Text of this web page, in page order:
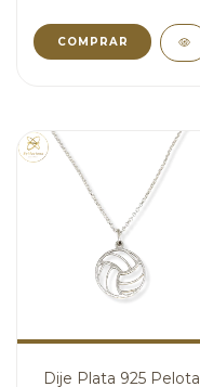
COMPRAR
Dije Plata 925 Pelota